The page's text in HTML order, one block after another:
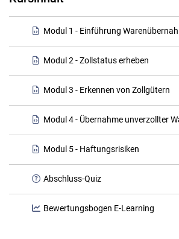
Modul 1 - Einführung
Modul 2 - Zollstatus erheben
Modul 3 - Erkennen von Zollgütern
Modul 4 - Übernahme unverzollter
Modul 5 - Haftungsrisiken
Abschluss-Quiz
Bewertungsbogen E-Learning